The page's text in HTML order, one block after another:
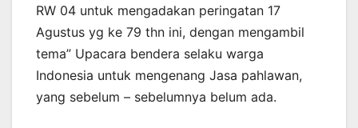
RW 04 untuk mengadakan peringatan 17
Agustus yg ke 79 thn ini, dengan mengambil
tema” Upacara bendera selaku warga
Indonesia untuk mengenang Jasa pahlawan,
yang sebelum – sebelumnya belum ada.